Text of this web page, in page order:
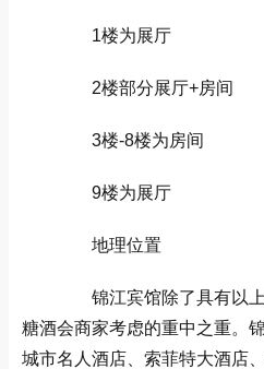
1楼为展厅
2楼部分展厅+房间
3楼-8楼为房间
9楼为展厅
地理位置
锦江宾馆除了具有以上
糖酒会商家考虑的重中之重。
城市名人酒店、索菲特大酒店